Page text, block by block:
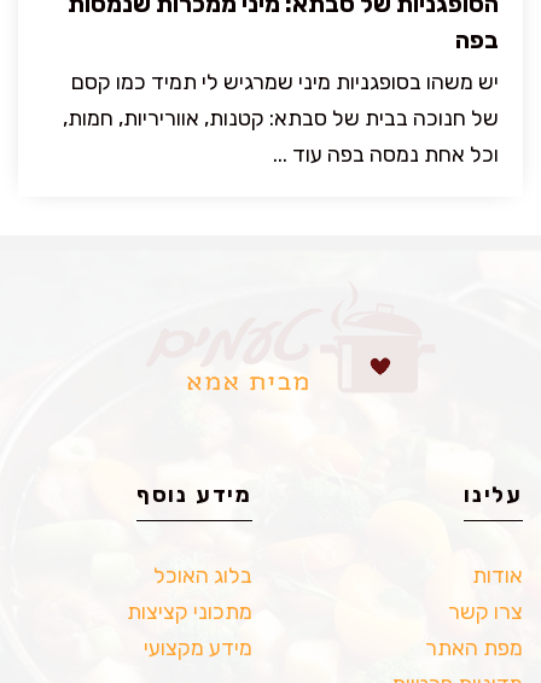
בפה
יש משהו בסופגניות מיני שמרגיש לי תמיד כמו קסם
של חנוכה בבית של סבתא: קטנות, אווריריות, חמות,
וכל אחת נמסה בפה עוד ...
עלינו
אודות
צרו קשר
מפת האתר
מידע נוסף
בלוג האוכל
מתכוני קציצות
מידע מקצועי